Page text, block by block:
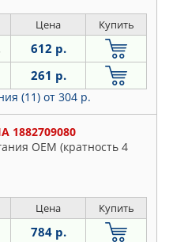
Цена Купить
612 р.
261 р.
(11) от 304 р.
1882709080
OEM (кратность 4
Цена Купить
784 р.